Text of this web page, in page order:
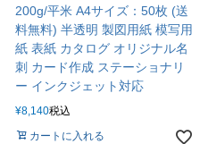
200g/平米 A4サイズ：50枚 (送
料無料) 半透明 製図用紙 模写用
紙 表紙 カタログ オリジナル名
刺 カード作成 ステーショナリ
ー インクジェット対応
¥8,140税込
カートに入れる